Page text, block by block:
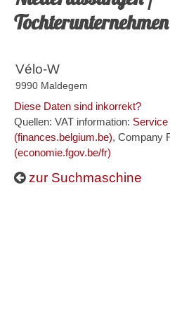
Tochterunternehmen
Vélo-W
9990 Maldegem
Diese Daten sind inkorrekt?
Quellen: VAT information:
(finances.belgium.be), Company
(economie.fgov.be/fr)
zur Suchmaschine